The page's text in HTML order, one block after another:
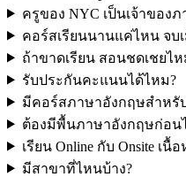
ครูของ NYC เป็นเจ้าของ
คอร์สเรียนนานแค่ไหน จบเ
ถ้าขาดเรียน สอนชดเชยไห
รับประกันคะแนนได้ไหม?
มีคอร์สภาษาอังกฤษสำหรั
ต้องมีพื้นภาษาอังกฤษก่อน
เรียน Online กับ Onsite เ
มีสาขาที่ไหนบ้าง?